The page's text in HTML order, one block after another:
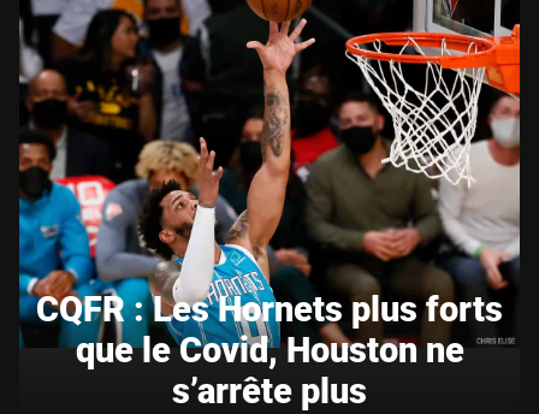
CQFR : Les Hornets plus forts
que le Covid, Houston ne
s’arrête plus